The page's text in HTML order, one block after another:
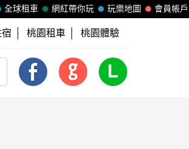
會員帳戶
玩樂地圖
網紅帶你玩
全球租車
桃園租車 桃園體驗